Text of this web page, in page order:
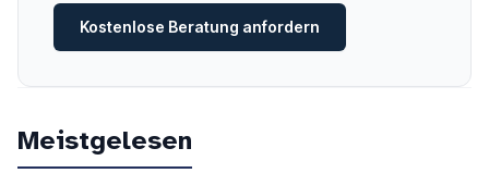
Kostenlose Beratung anfordern
Meistgelesen